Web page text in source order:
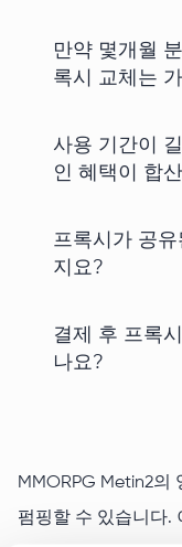
만약 몇개월
록시 교체는
사용 기간이
인 혜택이 합
프록시가 공
지요?
결제 후 프록
나요?
MMORPG Metin2의
펌핑할 수 있습니다.